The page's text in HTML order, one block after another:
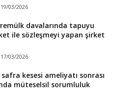
19/03/2026
davalarında tapuyu
ile sözleşmeyi yapan şirket
17/03/2026
kesesi ameliyatı sonrası
müteselsil sorumluluk